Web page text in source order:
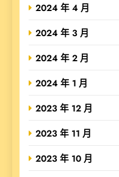
2024 年 4 月
2024 年 3 月
2024 年 2 月
2024 年 1 月
2023 年 12 月
2023 年 11 月
2023 年 10 月